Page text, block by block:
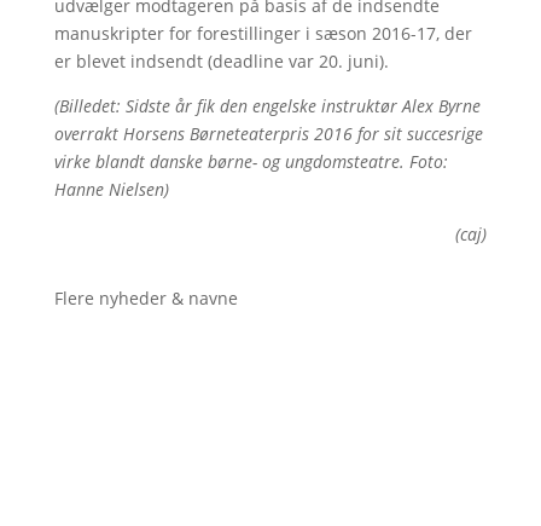
udvælger modtageren på basis af de indsendte
manuskripter for forestillinger i sæson 2016-17, der
er blevet indsendt (deadline var 20. juni).
(Billedet: Sidste år fik den engelske instruktør Alex Byrne
overrakt Horsens Børneteaterpris 2016 for sit succesrige
virke blandt danske børne- og ungdomsteatre. Foto:
Hanne Nielsen)
(caj)
Flere nyheder & navne